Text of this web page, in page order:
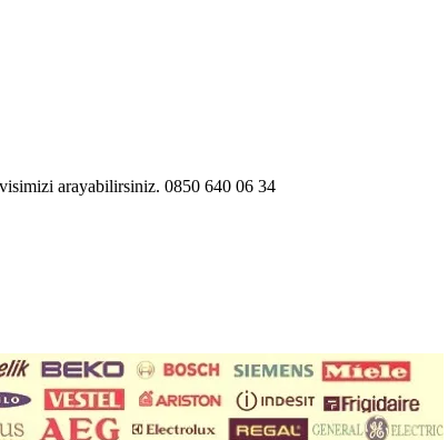
arayabilirsiniz. 0850 640 06 34